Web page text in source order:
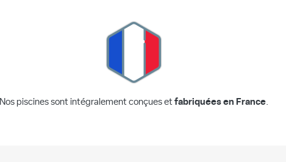
Nos piscines sont intégralement conçues et fabriquées en France.